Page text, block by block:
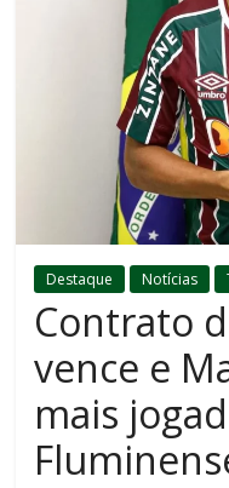
Destaque Notícias
Contrato
vence e
mais